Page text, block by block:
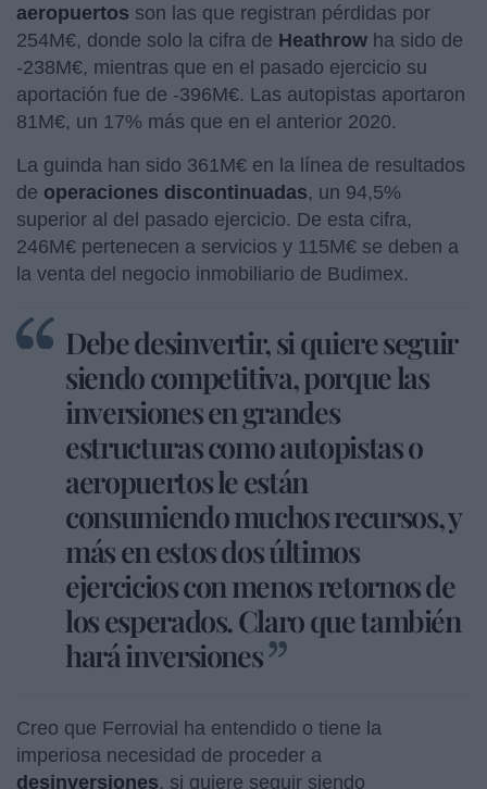
aeropuertos son las que registran pérdidas por
254M€, donde solo la cifra de Heathrow ha sido de
-238M€, mientras que en el pasado ejercicio su
aportación fue de -396M€. Las autopistas aportaron
81M€, un 17% más que en el anterior 2020.
La guinda han sido 361M€ en la línea de resultados
de operaciones discontinuadas, un 94,5%
superior al del pasado ejercicio. De esta cifra,
246M€ pertenecen a servicios y 115M€ se deben a
la venta del negocio inmobiliario de Budimex.
Debe desinvertir, si quiere seguir
siendo competitiva, porque las
inversiones en grandes
estructuras como autopistas o
aeropuertos le están
consumiendo muchos recursos, y
más en estos dos últimos
ejercicios con menos retornos de
los esperados. Claro que también
hará inversiones
Creo que Ferrovial ha entendido o tiene la
imperiosa necesidad de proceder a
desinversiones, si quiere seguir siendo